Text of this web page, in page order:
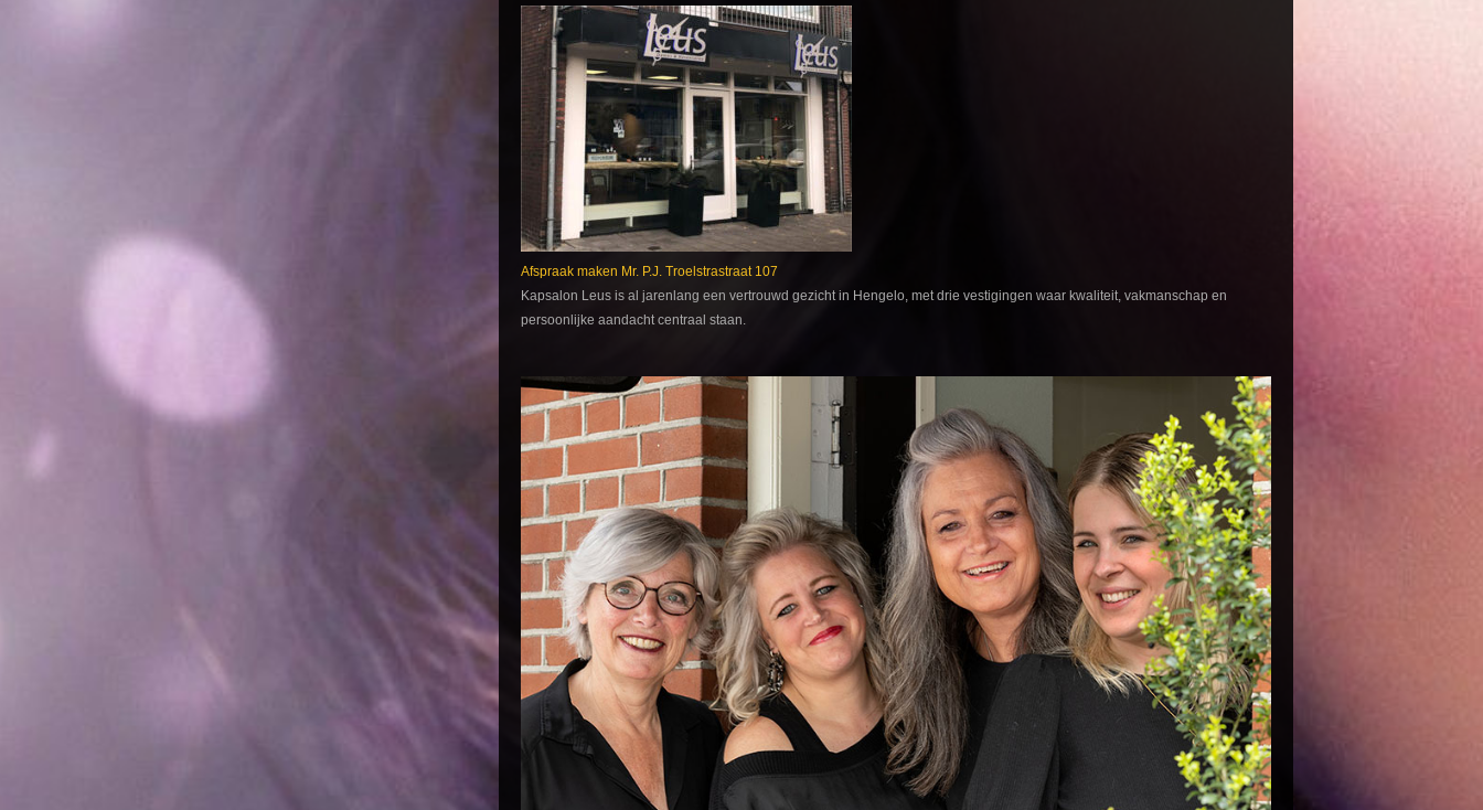
Afspraak maken Mr. P.J. Troelstrastraat 107
Kapsalon Leus is al jarenlang een vertrouwd gezicht in Hengelo, met drie vestigingen waar kwaliteit, vakmanschap en
persoonlijke aandacht centraal staan.